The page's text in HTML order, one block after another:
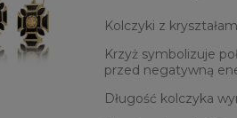
Kolczyki z
Krzyż symbolizuje
przed negatywną
Długość kolczyka